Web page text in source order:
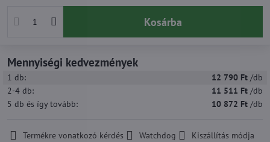
Kosárba
Mennyiségi kedvezmények
1 db: 12 790 Ft /db
2-4 db: 11 511 Ft /db
5 db és így tovább: 10 872 Ft /db
Termékre vonatkozó kérdés Watchdog
Kiszállítás módja